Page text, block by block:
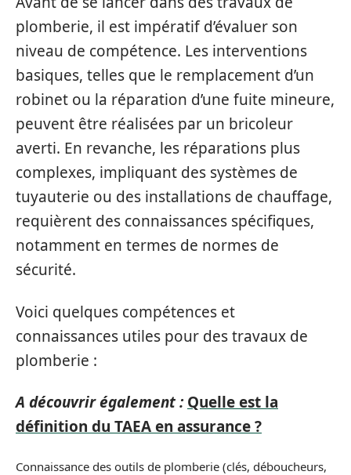
plomberie, il est impératif d’évaluer son
niveau de compétence. Les interventions
basiques, telles que le remplacement d’un
robinet ou la réparation d’une fuite mineure,
peuvent être réalisées par un bricoleur
averti. En revanche, les réparations plus
complexes, impliquant des systèmes de
tuyauterie ou des installations de chauffage,
requièrent des connaissances spécifiques,
notamment en termes de normes de
sécurité.
Voici quelques compétences et
connaissances utiles pour des travaux de
plomberie :
A découvrir également : Quelle est la
définition du TAEA en assurance ?
Connaissance des outils de plomberie (clés, déboucheurs,